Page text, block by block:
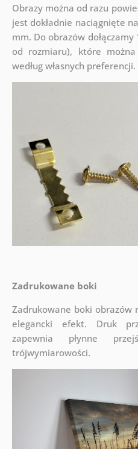
Obrazy można od razu
jest dokładnie naciągnięte
mm. Do obrazów
od rozmiaru), które
według własnych preferencji.
Zadrukowane boki
Zadrukowane boki obrazów
elegancki efekt. Druk
zapewnia płynne
trójwymiarowości.